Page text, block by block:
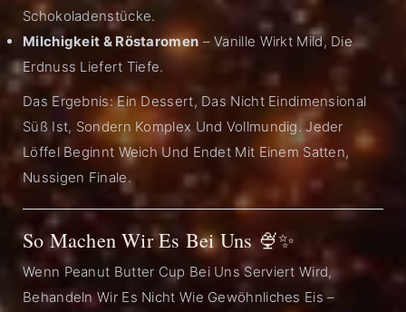
Schokoladenstücke.
Milchigkeit & Röstaromen – Vanille Wirkt Mild, Die
Erdnuss Liefert Tiefe.
Das Ergebnis: Ein Dessert, Das Nicht Eindimensional
Süß Ist, Sondern Komplex Und Vollmundig. Jeder
Löffel Beginnt Weich Und Endet Mit Einem Satten,
Nussigen Finale.
So Machen Wir Es Bei Uns 🍨✨
Wenn Peanut Butter Cup Bei Uns Serviert Wird,
Behandeln Wir Es Nicht Wie Gewöhnliches Eis –